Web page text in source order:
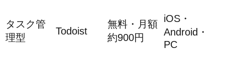
タスク管
理型
Todoist
無料・月額
約900円
iOS・
Android・
PC